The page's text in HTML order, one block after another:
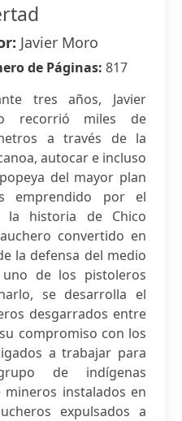
Javier Moro
de Páginas: 817
tres años, Javier
recorrió miles de
a través de la
autocar e incluso
del mayor plan
emprendido por el
la historia de Chico
convertido en
la defensa del medio
de los pistoleros
se desarrolla el
desgarrados entre
compromiso con los
a trabajar para
de indígenas
instalados en
expulsados a